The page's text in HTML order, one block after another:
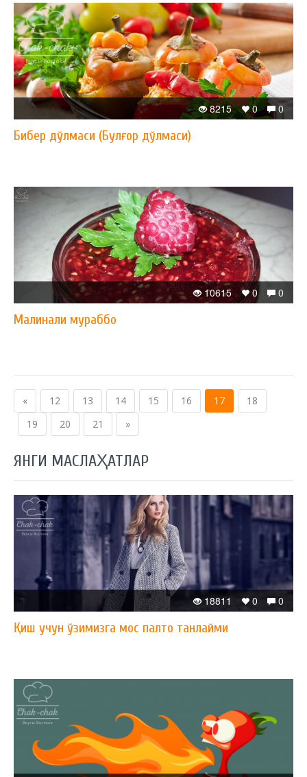
0
0
8215
Бибер дўлмаси (Булғор дўлмаси)
0
0
10615
Малинали мураббо
« 12 13 14 15 16 17
18
19
20 21 »
ЯНГИ МАСЛАҲАТЛАР
0
0
18811
Қиш учун ўзимизга мос палто танлайми